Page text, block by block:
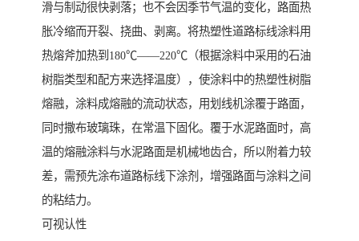
滑与制动很快剥落；也不会因季节气温的变化，路面热
胀冷缩而开裂、挠曲、剥离。将热塑性道路标线涂料用
热熔斧加热到180℃——220℃（根据涂料中采用的石油
树脂类型和配方来选择温度），使涂料中的热塑性树脂
熔融，涂料成熔融的流动状态，用划线机涂覆于路面，
同时撒布玻璃珠，在常温下固化。覆于水泥路面时，高
温的熔融涂料与水泥路面是机械地齿合，所以附着力较
差，需预先涂布道路标线下涂剂，增强路面与涂料之间
的粘结力。
可视认性